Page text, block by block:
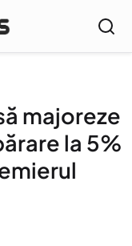
majoreze
la 5%